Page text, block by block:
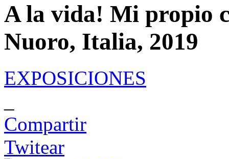
A la vida! Mi propio
Nuoro, Italia, 2019
EXPOSICIONES
Compartir
Twitear